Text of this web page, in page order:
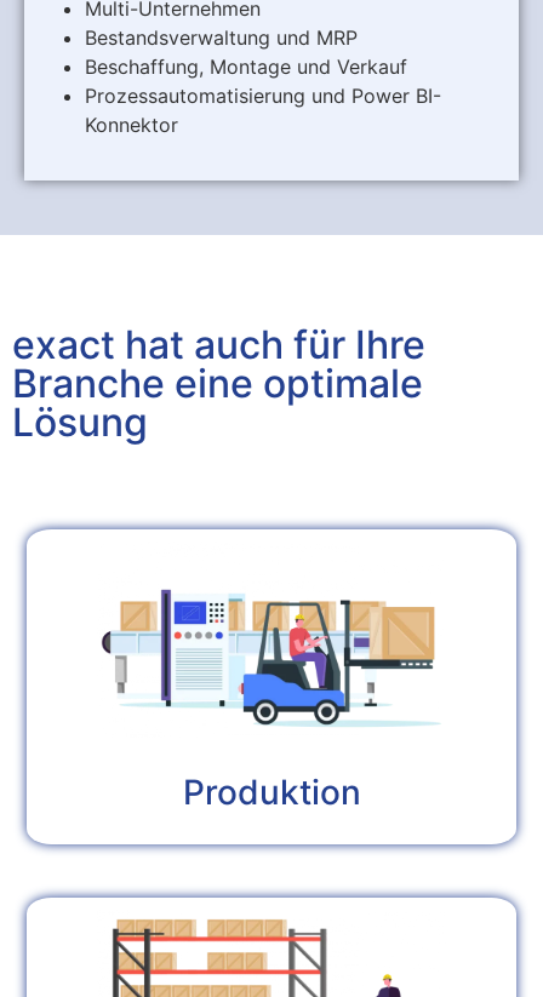
Multi-Unternehmen
Bestandsverwaltung und MRP
Beschaffung, Montage und Verkauf
Prozessautomatisierung und Power BI-
Konnektor
exact hat auch für Ihre
Branche eine optimale
Lösung
Produktion